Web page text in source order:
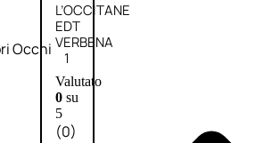
L’OCCITANE
EDT
VERBENA
1
Valutato
0su
5
(0)
Occhi